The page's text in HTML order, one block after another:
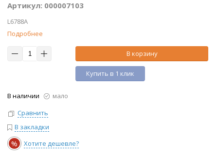
Артикул: 000007103
L6788A
Подробнее
В корзину
Купить в 1 клик
В наличии
мало
Сравнить
В закладки
% Хотите дешевле?